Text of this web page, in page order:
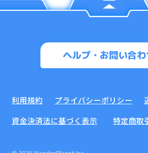
ヘルプ・お問い合わ
利用規約 プライバシーポリシー
資金決済法に基づく表示
特定商取